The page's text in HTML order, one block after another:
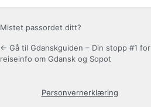
Mistet passordet ditt?
← Gå til Gdanskguiden – Din stopp #1 for
reiseinfo om Gdansk og Sopot
Personvernerklæring